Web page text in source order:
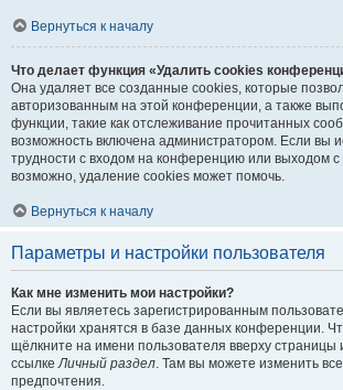
Вернуться к началу
Что делает функция «Удалить cookies
Она удаляет все созданные cookies, которые
авторизованным на этой конференции, а также
функции, такие как отслеживание прочитанных
возможность включена администратором. Если вы
трудности с входом на конференцию или выходом
возможно, удаление cookies может помочь.
Вернуться к началу
Параметры и настройки пользователя
Как мне изменить мои настройки?
Если вы являетесь зарегистрированным
настройки хранятся в базе данных конференции.
щёлкните на имени пользователя вверху страницы
ссылкеЛичный раздел. Там вы можете изменить
предпочтения.